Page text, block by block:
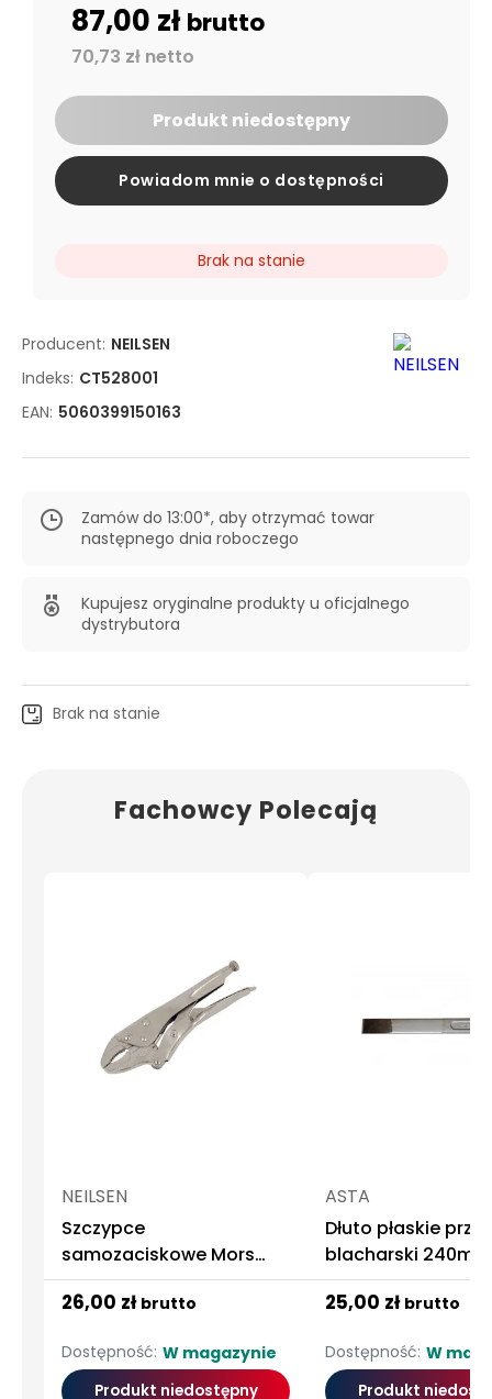
Producent: NEILSEN
Indeks: CT528001
EAN: 5060399150163
Zamów do 13:00*, aby otrzymać towar
następnego dnia roboczego
Kupujesz oryginalne produkty u oficjalnego
dystrybutora
Brak na stanie
87,00 złbrutto
70,73 zł netto
Produkt niedostępny
Powiadom mnie o dostępności
Brak na stanie
Fachowcy Polecają
NEILSEN
Szczypce
samozaciskowe Mors
Żabka 250mm
26,00 zł brutto
Dostępność: W magazynie
Produkt niedostępny
ASTA
Dłuto płaskie
blacharski 240mm
25,00 zł brutto
Dostępność: W
Produkt